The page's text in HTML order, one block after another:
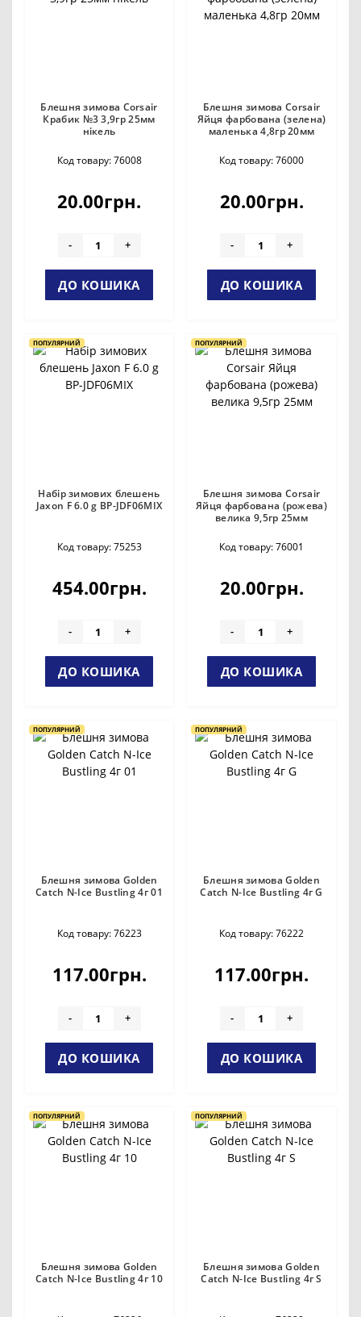
Блешня зимова Corsair
Крабик №3 3,9гр 25мм
нікель
Код товару: 76008
20.00грн.
- +
ДО КОШИКА
Блешня зимова Corsair
Яйця фарбована (зелена)
маленька 4,8гр 20мм
Код товару: 76000
20.00грн.
- +
ДО КОШИКА
ПОПУЛЯРНИЙ
Набір зимових блешень
Jaxon F 6.0 g BP-JDF06MIX
Код товару: 75253
454.00грн.
- +
ДО КОШИКА
ПОПУЛЯРНИЙ
Блешня зимова Corsair
Яйця фарбована (рожева)
велика 9,5гр 25мм
Код товару: 76001
20.00грн.
- +
ДО КОШИКА
ПОПУЛЯРНИЙ
Блешня зимова Golden
Catch N-Ice Bustling 4г 01
Код товару: 76223
117.00грн.
- +
ДО КОШИКА
ПОПУЛЯРНИЙ
Блешня зимова Golden
Catch N-Ice Bustling 4г G
Код товару: 76222
117.00грн.
- +
ДО КОШИКА
ПОПУЛЯРНИЙ
Блешня зимова Golden
Catch N-Ice Bustling 4г 10
ПОПУЛЯРНИЙ
Блешня зимова Golden
Catch N-Ice Bustling 4г S